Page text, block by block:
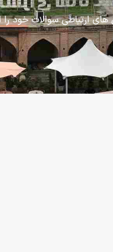
های ارتباطی سوالات خود